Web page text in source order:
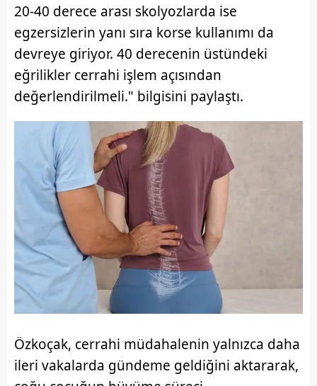
20-40 derece arası skolyozlarda ise
egzersizlerin yanı sıra korse kullanımı da
devreye giriyor. 40 derecenin üstündeki
eğrilikler cerrahi işlem açısından
değerlendirilmeli." bilgisini paylaştı.
Özkoçak, cerrahi müdahalenin yalnızca daha
ileri vakalarda gündeme geldiğini aktararak,